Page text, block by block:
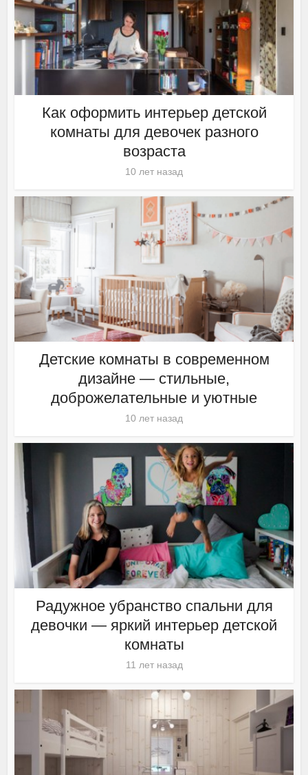
Как оформить интерьер детской
комнаты для девочек разного
возраста
10 лет назад
Детские комнаты в современном
дизайне — стильные,
доброжелательные и уютные
10 лет назад
Радужное убранство спальни для
девочки — яркий интерьер детской
комнаты
11 лет назад